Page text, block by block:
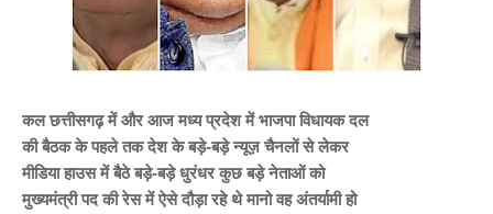
कल छत्तीसगढ़ में और आज मध्य प्रदेश में भाजपा विधायक दल
की बैठक के पहले तक देश के बड़े-बड़े न्यूज़ चैनलों से लेकर
मीडिया हाउस में बैठे बड़े-बड़े धुरंधर कुछ बड़े नेताओं को
मुख्यमंत्री पद की रेस में ऐसे दौड़ा रहे थे मानो वह अंतर्यामी हो